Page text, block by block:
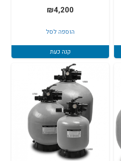
₪4,200
הוספה לסל
קנה כעת